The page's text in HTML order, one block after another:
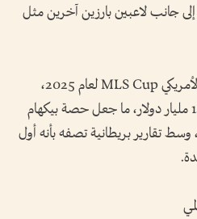
جانب لاعبين بارزين آخرين مثل
وبعد فوز الفريق بلقب الدوري الأمريكي MLS Cup لعام 2025،
ارتفعت قيمة النادي إلى نحو 1.45 مليار دولار، ما جعل حصة بيكهام
وسط تقارير بريطانية تصفه بأنه أول